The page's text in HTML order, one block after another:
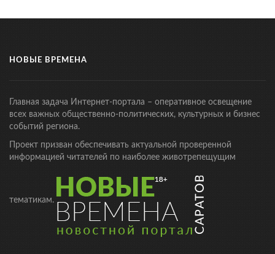
НОВЫЕ ВРЕМЕНА
Главная задача Интернет-портала – оперативное освещение
всех важных общественно-политических, культурных и бизнес
событий региона.
Проект призван обеспечивать актуальной проверенной
информацией читателей по наиболее животрепещущим
тематикам.